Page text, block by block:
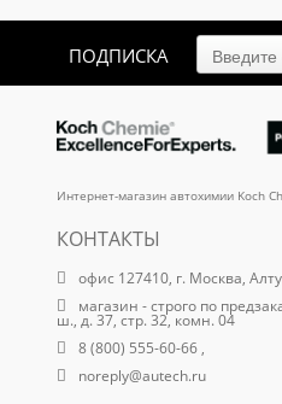
7 569.45
ПОДПИСКА
Интернет-магазин автохимии Koch
КОНТАКТЫ
офис 127410, г. Москва,
магазин - строго по
ш., д. 37, стр. 32, комн. 04
8 (800) 555-60-66 ,
noreply@autech.ru